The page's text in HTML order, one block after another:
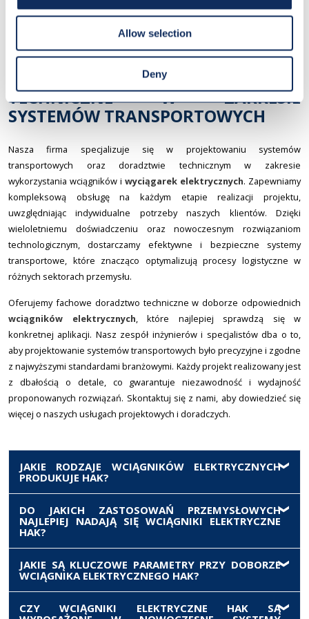
Allow selection
Deny
testowanie funkcjonalności. Dzięki tym działaniom możliwe jest
przedłużenie żywotności sprzętu oraz zapewnienie bezpiecznego i
PROJEKTOWANIE I DORADZTWO
TECHNICZNE W ZAKRESIE
SYSTEMÓW TRANSPORTOWYCH
Nasza firma specjalizuje się w projektowaniu systemów
transportowych oraz doradztwie technicznym w zakresie
wykorzystania wciągników i wyciągarek elektrycznych. Zapewniamy
kompleksową obsługę na każdym etapie realizacji projektu,
uwzględniając indywidualne potrzeby naszych klientów. Dzięki
wieloletniemu doświadczeniu oraz nowoczesnym rozwiązaniom
technologicznym, dostarczamy efektywne i bezpieczne systemy
transportowe, które znacząco optymalizują procesy logistyczne w
różnych sektorach przemysłu.
Oferujemy fachowe doradztwo techniczne w doborze odpowiednich
wciągników elektrycznych, które najlepiej sprawdzą się w
konkretnej aplikacji. Nasz zespół inżynierów i specjalistów dba o to,
aby projektowanie systemów transportowych było precyzyjne i zgodne
z najwyższymi standardami branżowymi. Każdy projekt realizowany jest
z dbałością o detale, co gwarantuje niezawodność i wydajność
proponowanych rozwiązań. Skontaktuj się z nami, aby dowiedzieć się
więcej o naszych usługach projektowych i doradczych.
JAKIE RODZAJE WCIĄGNIKÓW ELEKTRYCZNYCH
PRODUKUJE HAK?
HAK oferuje wciągniki elektryczne linowe i
łańcuchowe, przeznaczone do montażu na
suwnicach, żurawiach lub jako stacjonarne
różnymi prędkościami podnoszenia, udźwigami i
wysokościami podnoszenia.
DO JAKICH ZASTOSOWAŃ PRZEMYSŁOWYCH
NAJLEPIEJ NADAJĄ SIĘ WCIĄGNIKI ELEKTRYCZNE
HAK?
Są one powszechnie stosowane w halach
produkcyjnych, magazynach, warsztatach, na liniach
montażowych – wszędzie tam, gdzie wymagane jest
częste i precyzyjne podnoszenie oraz
JAKIE SĄ KLUCZOWE PARAMETRY PRZY DOBORZE
WCIĄGNIKA ELEKTRYCZNEGO HAK?
Najważniejsze to: udźwig (DOR), wysokość
CZY WCIĄGNIKI ELEKTRYCZNE HAK SĄ